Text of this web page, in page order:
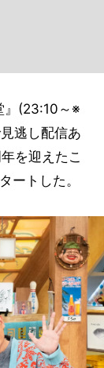
』(23:10～※
逃し配信あ
を迎えたこ
ートした。